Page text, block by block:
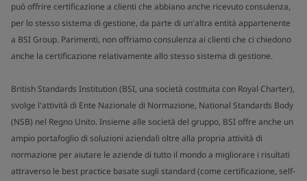
può offrire certificazione a clienti che abbiano anche ricevuto consulenza,
per lo stesso sistema di gestione, da parte di un'altra entità appartenente
a BSI Group. Parimenti, non offriamo consulenza ai clienti che ci chiedono
anche la certificazione relativamente allo stesso sistema di gestione.
British Standards Institution (BSI, una società costituita con Royal Charter),
svolge l'attività di Ente Nazionale di Normazione, National Standards Body
(NSB) nel Regno Unito. Insieme alle società del gruppo, BSI offre anche un
ampio portafoglio di soluzioni aziendali oltre alla propria attività di
normazione per aiutare le aziende di tutto il mondo a migliorare i risultati
attraverso le best practice basate sugli standard (come certificazione, self-